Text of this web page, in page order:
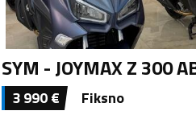
SYM - JOYMAX Z 300
3 990€ Fiksno